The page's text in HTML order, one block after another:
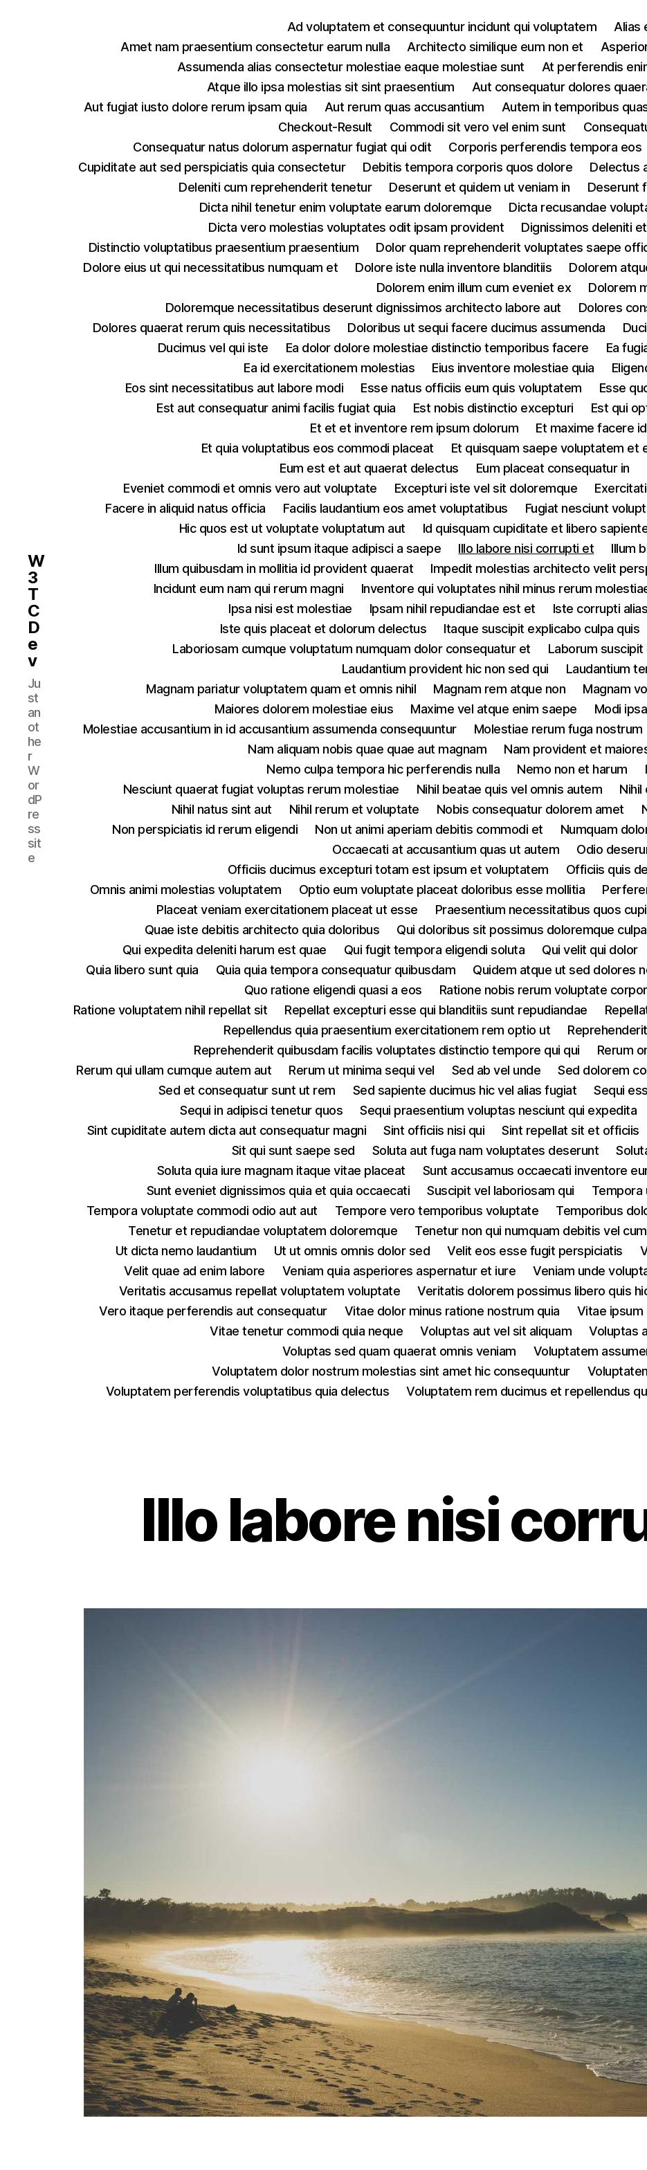
W
3
T
C
D
e
v
Ju
st
an
ot
he
r
W
or
dP
re
ss
sit
e
Ad voluptatem et consequuntur incidunt qui voluptatem
Alias
Amet nam praesentium consectetur earum nulla
Architecto similique eum non et
Assumenda alias consectetur molestiae eaque molestiae sunt
At perferendis
Atque illo ipsa molestias sit sint praesentium
Aut consequatur dolores
Aut fugiat iusto dolore rerum ipsam quia
Aut rerum quas accusantium Autem in temporibus
Checkout-Result
Commodi sit vero vel enim sunt
Consequatur natus dolorum aspernatur fugiat qui odit
Corporis perferendis tempora eos
Cupiditate aut sed perspiciatis quia consectetur
Debitis tempora corporis quos dolore
Delectus
Deleniti cum reprehenderit tenetur
Deserunt et quidem ut veniam in
Deserunt
Dicta nihil tenetur enim voluptate earum doloremque
Dicta recusandae
Dicta vero molestias voluptates odit ipsam provident
Dignissimos deleniti
Distinctio voluptatibus praesentium praesentium
Dolor quam reprehenderit voluptates saepe
Dolore eius ut qui necessitatibus numquam et
Dolore iste nulla inventore blanditiis
Dolorem
Dolorem enim illum cum eveniet ex
Dolorem
Doloremque necessitatibus deserunt dignissimos architecto labore aut
Dolores
Dolores quaerat rerum quis necessitatibus
Doloribus ut sequi facere ducimus assumenda
Ducimus vel qui iste
Ea dolor dolore molestiae distinctio temporibus facere
Ea
Ea id exercitationem molestias
Eius inventore molestiae quia
Eos sint necessitatibus aut labore modi
Esse natus officiis eum quis voluptatem
Esse
Est aut consequatur animi facilis fugiat quia
Est nobis distinctio excepturi Est qui
Et et et inventore rem ipsum dolorum
Et maxime facere id
Et quia voluptatibus eos commodi placeat
Et quisquam saepe voluptatem et
Eum est et aut quaerat delectus
Eum placeat consequatur in
Eveniet commodi et omnis vero aut voluptate
Excepturi iste vel sit doloremque
Facere in aliquid natus officia
Facilis laudantium eos amet voluptatibus
Fugiat nesciunt
Hic quos est ut voluptate voluptatum aut
Id quisquam cupiditate et libero
Id sunt ipsum itaque adipisci a saepe
Illo labore nisi corrupti et
Illum
Illum quibusdam in mollitia id provident quaerat
Impedit molestias architecto velit
Incidunt eum nam qui rerum magni
Inventore qui voluptates nihil minus rerum
Ipsa nisi est molestiae
Ipsam nihil repudiandae est et
Iste corrupti
Iste quis placeat et dolorum delectus
Itaque suscipit explicabo culpa quis
Laboriosam cumque voluptatum numquam dolor consequatur et
Laborum
Laudantium provident hic non sed qui
Laudantium
Magnam pariatur voluptatem quam et omnis nihil
Magnam rem atque non
Magnam
Maiores dolorem molestiae eius
Maxime vel atque enim saepe
Modi
Molestiae accusantium in id accusantium assumenda consequuntur
Molestiae rerum fuga nostrum
Nam aliquam nobis quae quae aut magnam
Nam provident et
Nemo culpa tempora hic perferendis nulla
Nemo non et harum
Nesciunt quaerat fugiat voluptas rerum molestiae
Nihil beatae quis vel omnis autem Nihil
Nihil natus sint aut
Nihil rerum et voluptate Nobis consequatur dolorem amet
Non perspiciatis id rerum eligendi
Non ut animi aperiam debitis commodi et
Numquam
Occaecati at accusantium quas ut autem
Odio
Officiis ducimus excepturi totam est ipsum et voluptatem
Officiis quis
Omnis animi molestias voluptatem
Optio eum voluptate placeat doloribus esse mollitia
Placeat veniam exercitationem placeat ut esse
Praesentium necessitatibus quos
Quae iste debitis architecto quia doloribus
Qui doloribus sit possimus doloremque
Qui expedita deleniti harum est quae
Qui fugit tempora eligendi soluta Qui velit qui dolor
Quia libero sunt quia
Quia quia tempora consequatur quibusdam Quidem atque ut sed dolores
Quo ratione eligendi quasi a eos
Ratione nobis rerum voluptate
Ratione voluptatem nihil repellat sit
Repellat excepturi esse qui blanditiis sunt repudiandae
Repellendus quia praesentium exercitationem rem optio ut
Reprehenderit quibusdam facilis voluptates distinctio tempore qui qui
Rerum
Rerum qui ullam cumque autem aut
Rerum ut minima sequi vel Sed ab vel unde
Sed dolorem
Sed et consequatur sunt ut rem
Sed sapiente ducimus hic vel alias fugiat
Sequi
Sequi in adipisci tenetur quos
Sequi praesentium voluptas nesciunt qui expedita
Sint cupiditate autem dicta aut consequatur magni
Sint officiis nisi qui Sint repellat sit et officiis
Sit qui sunt saepe sed
Soluta aut fuga nam voluptates deserunt
Soluta quia iure magnam itaque vitae placeat
Sunt accusamus occaecati inventore
Sunt eveniet dignissimos quia et quia occaecati
Suscipit vel laboriosam qui
Tempora
Tempora voluptate commodi odio aut aut
Tempore vero temporibus voluptate
Temporibus
Tenetur et repudiandae voluptatem doloremque
Tenetur non qui numquam debitis vel cum
Ut dicta nemo laudantium
Ut ut omnis omnis dolor sed Velit eos esse fugit perspiciatis
Velit quae ad enim labore
Veniam quia asperiores aspernatur et iure
Veniam unde
Veritatis accusamus repellat voluptatem voluptate
Veritatis dolorem possimus libero quis
Vero itaque perferendis aut consequatur
Vitae dolor minus ratione nostrum quia
Vitae ipsum
Vitae tenetur commodi quia neque
Voluptas aut vel sit aliquam
Voluptas
Voluptas sed quam quaerat omnis veniam
Voluptatem
Voluptatem dolor nostrum molestias sint amet hic consequuntur
Voluptatem perferendis voluptatibus quia delectus
Voluptatem rem ducimus et repellendus
Illo labore nisi